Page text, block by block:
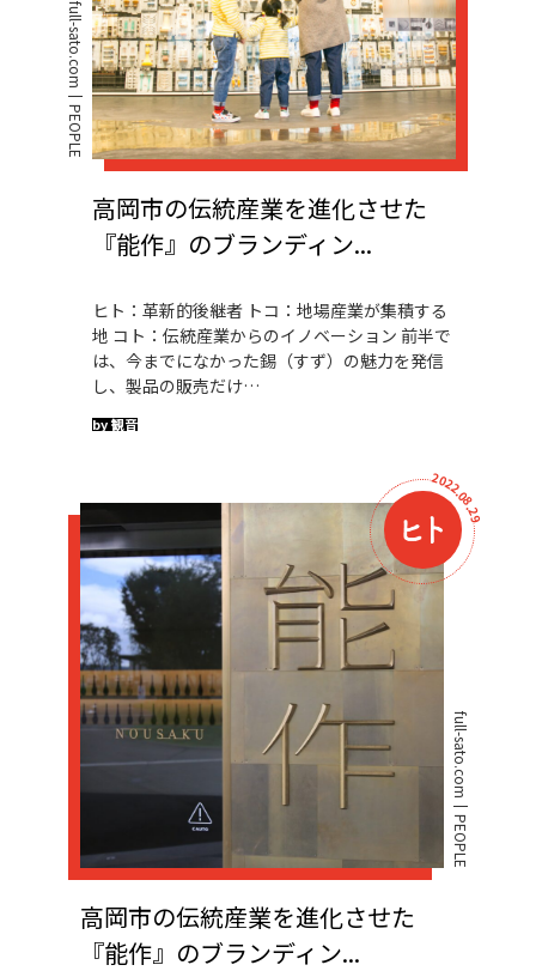
full-sato.com
PEOPLE
高岡市の伝統産業を進化させた
『能作』のブランディン...
ヒト：革新的後継者 トコ：地場産業が集積する
地 コト：伝統産業からのイノベーション 前半で
は、今までになかった錫（すず）の魅力を発信
し、製品の販売だけ…
by 観音
2022
.
0
8
.
2
9
full-sato.com
PEOPLE
高岡市の伝統産業を進化させた
『能作』のブランディン...